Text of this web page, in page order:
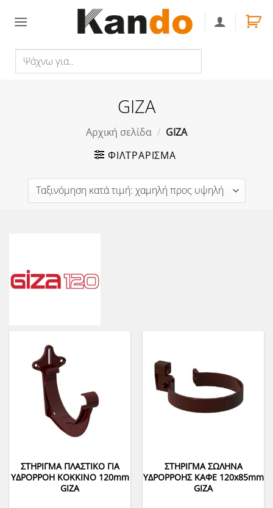
για..
GIZA
Αρχική σελίδα / GIZA
ΦΙΛΤΡΆΡΙΣΜΑ
ΣΤΗΡΙΓΜΑ ΠΛΑΣΤΙΚΟ ΓΙΑ
ΥΔΡΟΡΡΟΗ ΚΟΚΚΙΝΟ 120mm
GIZA
ΣΤΗΡΙΓΜΑ ΣΩΛΗΝΑ
ΥΔΡΟΡΡΟΗΣ ΚΑΦΕ 120x85mm
GIZA